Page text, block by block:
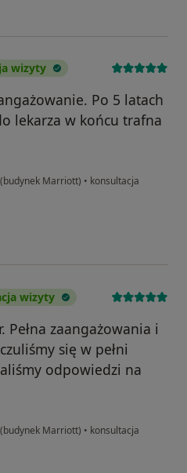
wizyty
Po 5 latach
lekarza w końcu trafna
(budynek Marriott) • konsultacja
wizyty
Pełna zaangażowania i
się w pełni
odpowiedzi na
(budynek Marriott) • konsultacja